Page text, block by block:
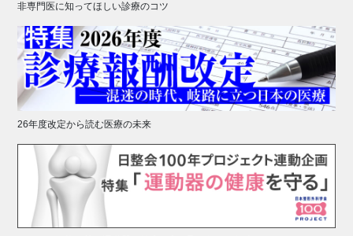
非専門医に知ってほしい診療のコツ
26年度改定から読む医療の未来